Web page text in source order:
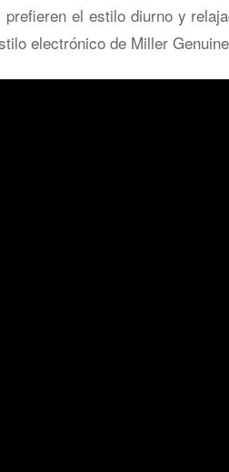
prefieren el estilo diurno y
electrónico de Miller